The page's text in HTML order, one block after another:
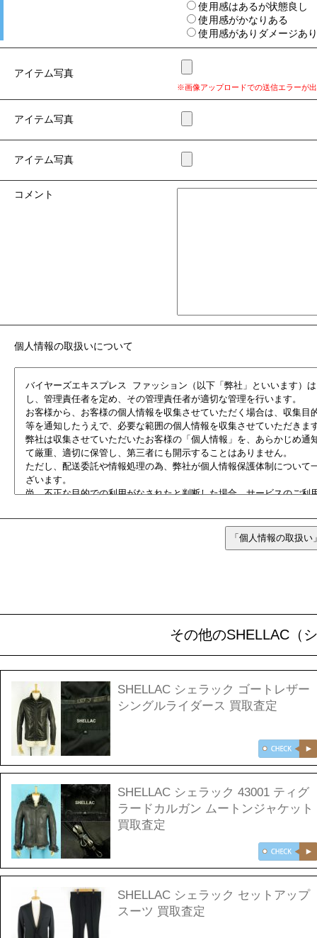
使用感はあるが状態良し
使用感がかなりある
使用感がありダメージあ
アイテム写真
※画像アップロードでの送信エラーが
アイテム写真
アイテム写真
コメント
個人情報の取扱いについて
その他のSHELLAC（
SHELLAC シェラック ゴートレザー
シングルライダース 買取査定
SHELLAC シェラック 43001 ティグ
ラードカルガン ムートンジャケット
買取査定
SHELLAC シェラック セットアップ
スーツ 買取査定